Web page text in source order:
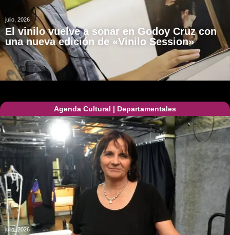
julio, 2026
El vinilo vuelve a sonar en Godoy Cruz con
una nueva edición de «Vinilo Session»
Agenda Cultural | Departamentales
julio, 2026